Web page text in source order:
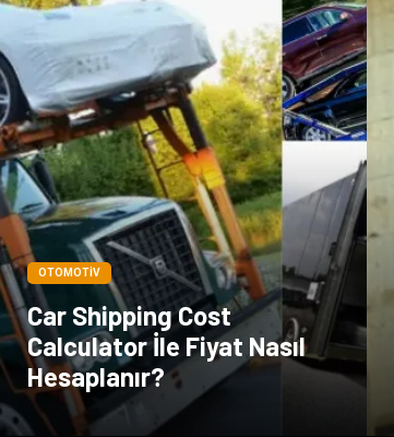
OTOMOTIV
Car Shipping Cost
Calculator İle Fiyat Nasıl
Hesaplanır?